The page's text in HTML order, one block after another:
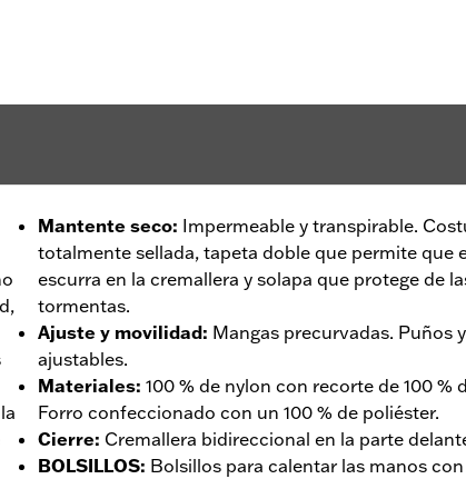
Mantente seco: Impermeable y transpirable.
totalmente sellada, tapeta doble que permite que
escurra en la cremallera y solapa que protege de
tormentas.
Ajuste y movilidad: Mangas precurvadas. Puños
ajustables.
Materiales: 100 % de nylon con recorte de 100 %
Forro confeccionado con un 100 % de poliéster.
Cierre: Cremallera bidireccional en la parte
BOLSILLOS: Bolsillos para calentar las manos